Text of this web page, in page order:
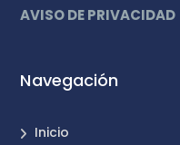
AVISO DE PRIVACIDAD
Navegación
Inicio